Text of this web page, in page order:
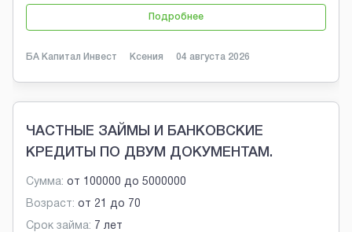
Подробнее
БА Капитал Инвест Ксения 04 августа 2026
ЧАСТНЫЕ ЗАЙМЫ И БАНКОВСКИЕ
КРЕДИТЫ ПО ДВУМ ДОКУМЕНТАМ.
Сумма: от 100000 до 5000000
Возраст: от 21 до 70
Срок займа: 7 лет